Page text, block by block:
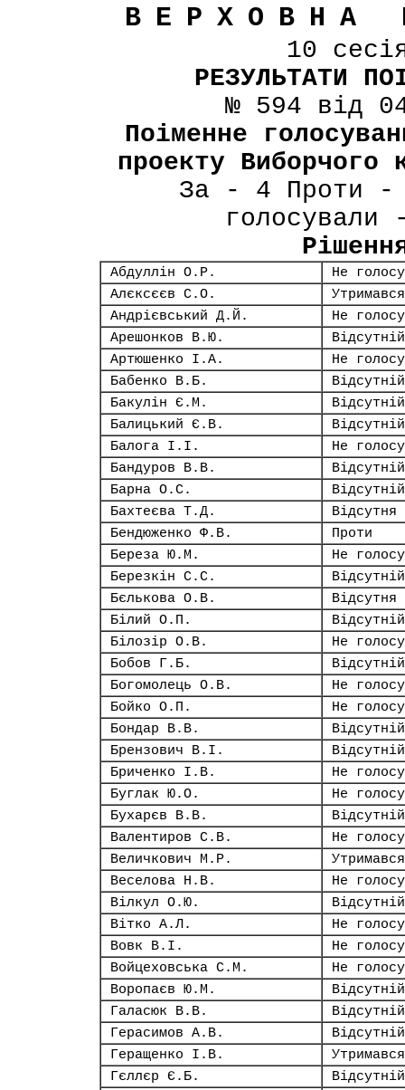
ВЕРХОВНА
10
РЕЗУЛЬТАТИ
№ 594 від
Поіменне
проекту Виборчого
За - 4 Проти -
Абдуллін О.Р.
Не
Алєксєєв С.О.
Утримався
Андрієвський Д.Й.
Не
Арешонков В.Ю.
Відсутній
Артюшенко І.А.
Не
Бабенко В.Б.
Відсутній
Бакулін Є.М.
Відсутній
Балицький Є.В.
Відсутній
Балога І.І.
Не
Бандуров В.В.
Відсутній
Барна О.С.
Відсутній
Бахтеєва Т.Д.
Відсутня
Бендюженко Ф.В.
Проти
Береза Ю.М.
Не
Березкін С.С.
Відсутній
Бєлькова О.В.
Відсутня
Білий О.П.
Відсутній
Білозір О.В.
Не
Бобов Г.Б.
Відсутній
Богомолець О.В.
Не
Бойко О.П.
Не
Бондар В.В.
Відсутній
Брензович В.І.
Відсутній
Бриченко І.В.
Не
Буглак Ю.О.
Не
Бухарєв В.В.
Відсутній
Валентиров С.В.
Не
Величкович М.Р.
Утримався
Веселова Н.В.
Не
Вілкул О.Ю.
Відсутній
Вітко А.Л.
Не
Вовк В.І.
Не
Войцеховська С.М.
Не
Воропаєв Ю.М.
Відсутній
Галасюк В.В.
Відсутній
Герасимов А.В.
Відсутній
Геращенко І.В.
Утримався
Гєллєр Є.Б.
Відсутній